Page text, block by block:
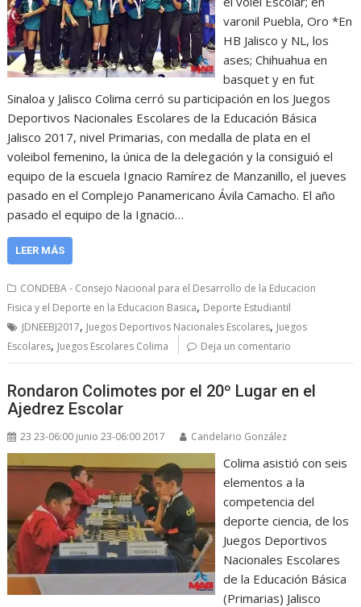
varonil Puebla, Oro *En
HB Jalisco y NL, los
ases; Chihuahua en
basquet y en fut
Sinaloa y Jalisco Colima cerró su participación en los Juegos
Deportivos Nacionales Escolares de la Educación Básica
Jalisco 2017, nivel Primarias, con medalla de plata en el
voleibol femenino, la única de la delegación y la consiguió el
equipo de la escuela Ignacio Ramírez de Manzanillo, el jueves
pasado en el Complejo Panamericano Ávila Camacho. El año
pasado el equipo de la Ignacio…
LEER MÁS
CONDEBA - Consejo Nacional para el Desarrollo de la Educacion
Fisica y el Deporte en la Educacion Basica, Deporte Estudiantil
JDNEEBJ2017, Juegos Deportivos Nacionales Escolares, Juegos
Escolares, Juegos Escolares Colima Deja un comentario
Rondaron Colimotes por el 20º Lugar en el
Ajedrez Escolar
23 23-06:00 junio 23-06:00 2017 Candelario González
Colima asistió con seis
elementos a la
competencia del
deporte ciencia, de los
Juegos Deportivos
Nacionales Escolares
de la Educación Básica
(Primarias) Jalisco